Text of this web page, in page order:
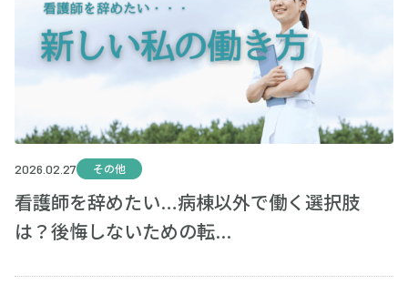
2026.02.27 その他
看護師を辞めたい…病棟以外で働く選択肢
は？後悔しないための転...